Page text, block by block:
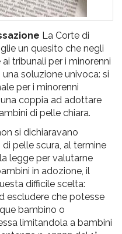
La Corte di
un quesito che negli
tribunali per i minorenni
soluzione univoca: si
per i minorenni
coppia ad adottare
di pelle chiara.
si dichiaravano
pelle scura, al termine
legge per valutarne
in adozione, il
difficile scelta:
escludere che potesse
bambino o
limitandola a bambini